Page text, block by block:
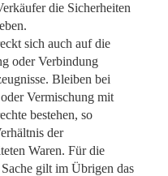
die Sicherheiten
sich auch auf die
oder Verbindung
Bleiben bei
Vermischung mit
bestehen, so
der
Waren. Für die
gilt im Übrigen das